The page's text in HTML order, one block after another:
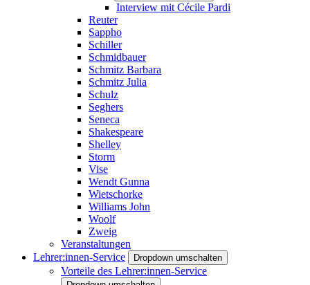
Interview mit Cécile Pardi
Reuter
Sappho
Schiller
Schmidbauer
Schmitz Barbara
Schmitz Julia
Schulz
Seghers
Seneca
Shakespeare
Shelley
Storm
Vise
Wendt Gunna
Wietschorke
Williams John
Woolf
Zweig
Veranstaltungen
Lehrer:innen-Service
Dropdown umschalten
Vorteile des Lehrer:innen-Service